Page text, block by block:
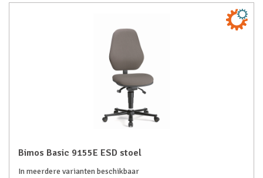
Bimos Basic 9155E ESD stoel
In meerdere varianten beschikbaar